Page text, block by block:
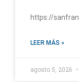
https://
LEER MÁS »
agosto 5, 2026